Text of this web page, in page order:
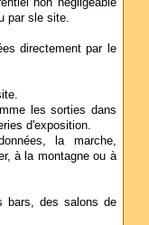
par sle site.
directement par le
les sorties dans
d'exposition.
la marche,
à la montagne ou à
bars, des salons de